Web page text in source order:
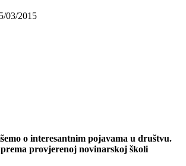
03/2015
o interesantnim pojavama u društvu.
provjerenoj novinarskoj školi